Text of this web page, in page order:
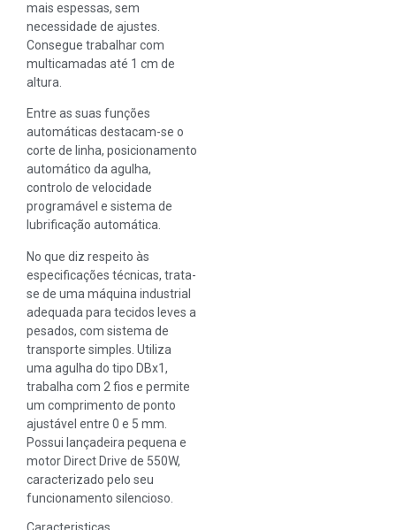
mais espessas, sem
necessidade de ajustes.
Consegue trabalhar com
multicamadas até 1 cm de
altura.
Entre as suas funções
automáticas destacam-se o
corte de linha, posicionamento
automático da agulha,
controlo de velocidade
programável e sistema de
lubrificação automática.
No que diz respeito às
especificações técnicas, trata-
se de uma máquina industrial
adequada para tecidos leves a
pesados, com sistema de
transporte simples. Utiliza
uma agulha do tipo DBx1,
trabalha com 2 fios e permite
um comprimento de ponto
ajustável entre 0 e 5 mm.
Possui lançadeira pequena e
motor Direct Drive de 550W,
caracterizado pelo seu
funcionamento silencioso.